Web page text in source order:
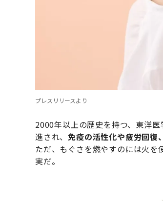
プレスリリースより
2000年以上の歴史を持つ、東洋
進され、免疫の活性化や疲労回復
ただ、もぐさを燃やすのには火
実だ。